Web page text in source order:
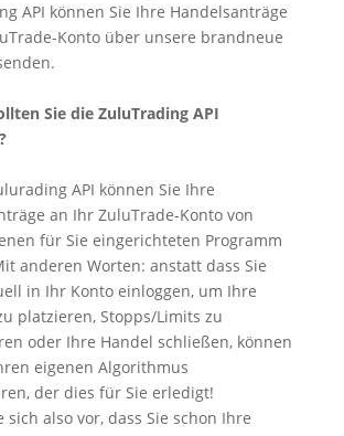
API können Sie Ihre Handelsanträge
Konto über unsere brandneue
Sie die ZuluTrading API
API können Sie Ihre
an Ihr ZuluTrade-Konto von
für Sie eingerichteten Programm
anderen Worten: anstatt dass Sie
in Ihr Konto einloggen, um Ihre
platzieren, Stopps/Limits zu
oder Ihre Handel schließen, können
eigenen Algorithmus
der dies für Sie erledigt!
sich also vor, dass Sie schon Ihre